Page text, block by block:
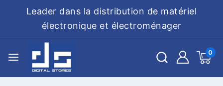
Leader dans la distribution de matériel
électronique et électroménager
0